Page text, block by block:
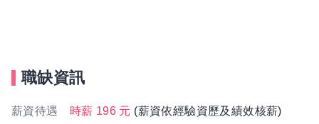
職缺資訊
薪資待遇 時薪 196 元 (薪資依經驗資歷及績效核薪)